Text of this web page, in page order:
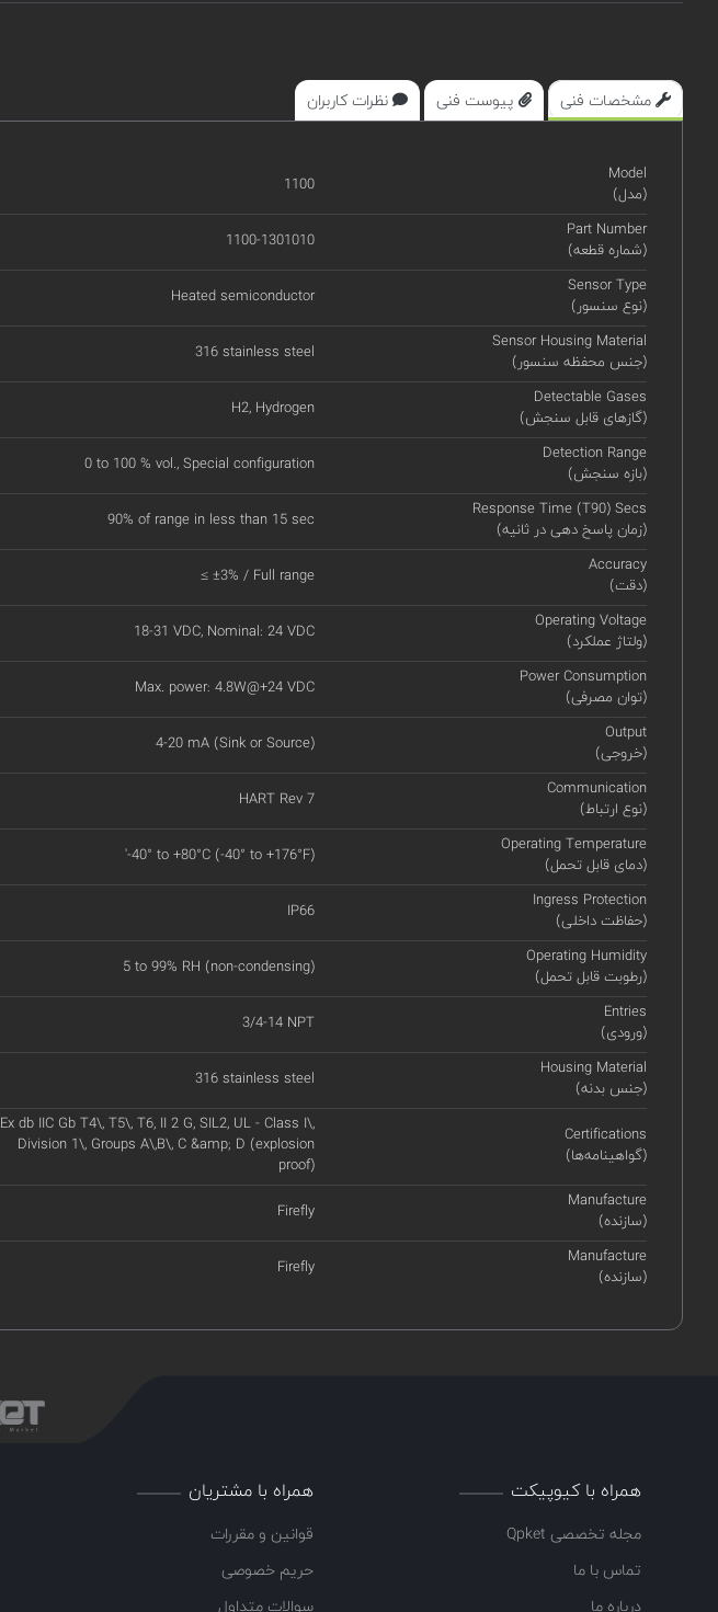
مشخصات فنی پیوست فنی نظرات کاربران
Model
(مدل)
1100
Part Number
(شماره قطعه)
1100-1301010
Sensor Type
(نوع سنسور)
Heated semiconductor
Sensor Housing Material
(جنس محفظه سنسور)
316 stainless steel
Detectable Gases
(گازهای قابل سنجش)
H2, Hydrogen
Detection Range
(بازه سنجش)
0 to 100 % vol., Special configuration
Response Time (T90) Secs
(زمان پاسخ دهی در ثانیه)
90% of range in less than 15 sec
Accuracy
(دقت)
≤ ±3% / Full range
Operating Voltage
(ولتاژ عملکرد)
18-31 VDC, Nominal: 24 VDC
Power Consumption
(توان مصرفی)
Max. power: 4.8W@+24 VDC
Output
(خروجی)
4-20 mA (Sink or Source)
Communication
(نوع ارتباط)
HART Rev 7
Operating Temperature
(دمای قابل تحمل)
'-40° to +80°C (-40° to +176°F)
Ingress Protection
(حفاظت داخلی)
IP66
Operating Humidity
(رطوبت قابل تحمل)
5 to 99% RH (non-condensing)
Entries
(ورودی)
3/4-14 NPT
Housing Material
(جنس بدنه)
316 stainless steel
Certifications
(گواهینامه‌ها)
Ex db IIC Gb T4\, T5\, T6, II 2 G, SIL2, UL - Class I\,
Division 1\, Groups A\,B\, C &amp; D (explosion
proof)
Manufacture
(سازنده)
Firefly
Manufacture
(سازنده)
Firefly
همراه با کیوپیکت
مجله تخصصی Qpket
تماس با ما
درباره ما
همراه با مشتریان
قوانین و مقررات
حریم خصوصی
سوالات متداول